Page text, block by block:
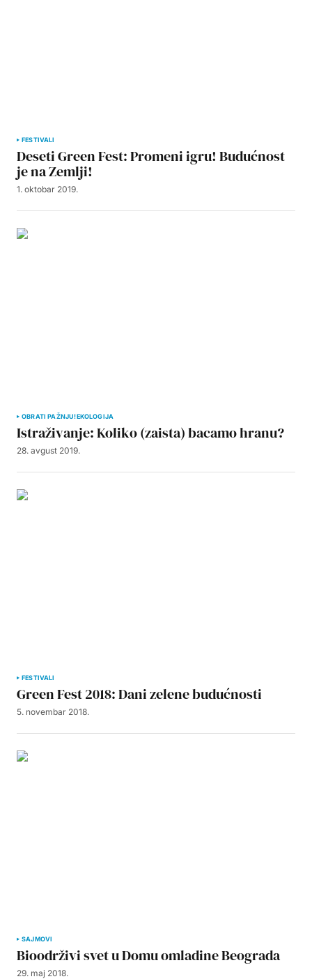
FESTIVALI
Deseti Green Fest: Promeni igru! Budućnost
je na Zemlji!
1. oktobar 2019.
OBRATI PAŽNJU!EKOLOGIJA
Istraživanje: Koliko (zaista) bacamo hranu?
28. avgust 2019.
FESTIVALI
Green Fest 2018: Dani zelene budućnosti
5. novembar 2018.
SAJMOVI
Bioodrživi svet u Domu omladine Beograda
29. maj 2018.